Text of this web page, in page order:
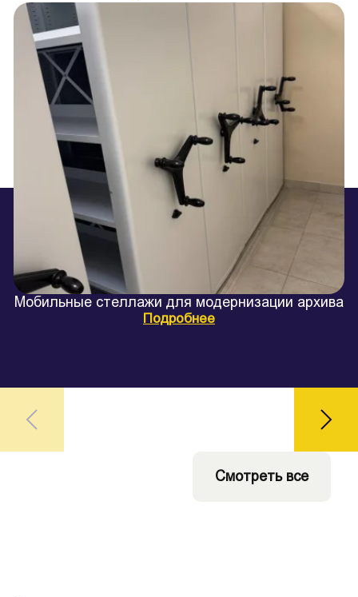
Мобильные стеллажи для модернизации архива
Подробнее
Смотреть все